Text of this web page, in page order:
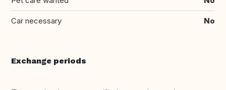
Car necessary No
Exchange periods